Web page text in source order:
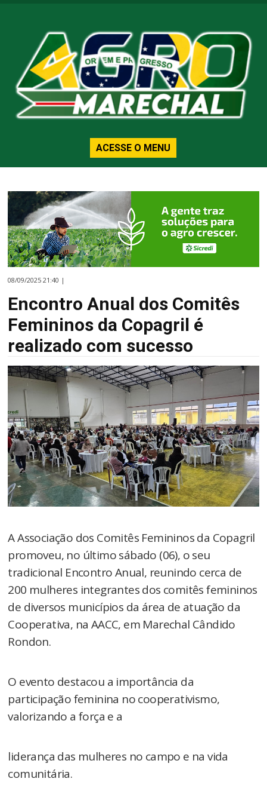
ACESSE O MENU
08/09/2025 21:40 |
Encontro Anual dos Comitês
Femininos da Copagril é
realizado com sucesso
A Associação dos Comitês Femininos da Copagril
promoveu, no último sábado (06), o seu
tradicional Encontro Anual, reunindo cerca de
200 mulheres integrantes dos comitês femininos
de diversos municípios da área de atuação da
Cooperativa, na AACC, em Marechal Cândido
Rondon.
O evento destacou a importância da
participação feminina no cooperativismo,
valorizando a força e a
liderança das mulheres no campo e na vida
comunitária.